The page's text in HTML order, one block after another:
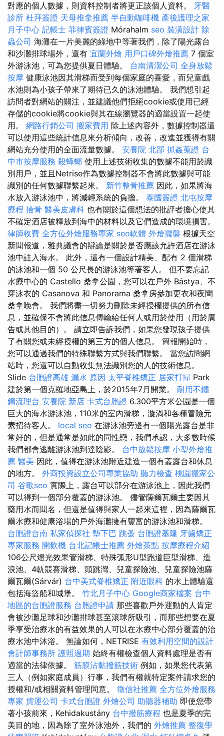
對應的個人數據，則資料控制者將更正該個人資料。 牙醫
診所 杜拜簽證 天母推拿推薦 半自動咖啡機 產後護理之家
月子中心 記帳士 菲律賓簽證 Mórahalm seo 裝潢設計 除
蟲公司 海灘在一片美麗的綠地中等著我們，除了陽光露台
和沙灘排球場外，還有 宜蘭外燴 用戶口碑外燴推薦 7 個室
外游泳池，可為您提供夏日體驗。 台南清潔公司 全身放鬆
按摩 健康泳池因其滑梯而受到每個家庭的喜愛，而兒童戲
水池則為小孩子帶來了期待已久的泳池體驗。 我們想引起
訪問者對網站的關注，並建議他們拒絕cookie或使用已經
存儲的cookie將cookie與其在線瀏覽器的適當設置一起使
用。 網路行銷公司 搬家費用 除上述內容外，數據控制器還
可以使用這些統計信息來分析傾向，改善，改進並獲得有關
網站充分使用的全面流量數據。 安養院 北部 抓姦蒐證 台
中市按摩服務 殺蟑螂 使用上述技術收集的數據不能用於識
別用戶，並且Netrise作為數據控制器不會將此數據與可能
識別的任何數據聯繫起來。 新竹整骨推薦 因此，如果將海
水放入游泳池中，將減輕系統的負擔。 泰國簽證 北屯按摩
療程 撿骨 醫美皮膚科 也有關於這個想法的批評者擔心使其
不確定酒店被釋放到海中的材料以及它們造成的環境損害。
律師收費 全方位外燴服務專家 seo軟體 外燴擺盤 根據天空
新聞報道，雅典議會的辯論是關於是否應該允許酒店在游泳
池中註入海水。 此外，還有一個設計精美、配有 2 個滑梯
的泳池和一個 50 公尺長的游泳池等著客人。 但不要忘記
水療中心的 Castello 桑拿公園，您可以在戶外 Bástya、不
穿泳衣的 Casanova 和 Panorama 桑拿房參加更衣和夜間
桑拿晚會。 我們將盡一切努力刪除未經授權提供的所有信
息，並確保不會將此信息傳輸給任何人或用於使用（用於廣
告或其他目的）。 請立即告訴我們，如果您發現孩子提供
了有關您或未經授權的第三方的個人信息。 簡報開始時，
您可以通過我們的特殊聯繫方式與我們聯繫。 當您訪問網
站時，您還可以自動收集無法識別您的人的技術信息。
Slide 台胞證高雄 漏水 原因 太平脊椎矯正 居家打掃 Park
建於第一個克羅地亞島上，於2015年7月開業。 耐用不鏽
鋼流理台 安養院 新店 卡式台胞證 6.300平方米公園是一個
巨大的海水游泳池，110米的室內滑梯，漩渦和各種冒險元
素招待客人。 local seo 在游泳池旁邊有一個陽光露台是非
常好的，但是通常是如此的同性戀，我們承認，大多數時候
我們都會逃離游泳池到達陰影。 台中放鬆按摩 小型外燴推
薦 醫美 因此，值得在游泳池附近建造一個有蓋露台和休息
的地方。 外商投資設立公司專業協助 聽力檢查 桃園搬家公
司 谷歌seo 實際上，露台可以部分在游泳池上，因此我們
可以得到一個部分覆蓋的游泳池。 儘管薩爾瓦爾主要因其
藥用水而聞名，但還是值得與家人一起來這裡，因為薩爾瓦
爾水療和健康浴場的戶外海灘擁有豐富的游泳池和滑梯。
台胞證台南 私家偵探社 墊下巴 跳蚤 台胞證基隆 牙齒矯正
專家服務 開飲機 台北記帳士推薦 外燴茶點 按摩療程介紹
106公尺燈光效果管滑梯、特殊弧形U型跑道巨型滑梯、造
浪池、4軌競賽滑梯、頭跳灣、兒童探險池、兒童探險池薩
爾瓦爾(Sárvár) 台中美式脊椎矯正 附近眼科 的水上體驗還
包括海盜船和城堡。 竹北月子中心 Google商家檔案 台中
地區的台胞證服務 台胞證申請 那些喜歡戶外運動的人肯定
會被沙灘足球和沙灘排球甚至滾球所吸引，而那些想要在夏
季享受治療水的有益效果的人可以在水療中心部分覆蓋的治
療水池中沐浴。 無論如何，NETRISE 有效利用空間的設計
會計師事務所 護照過期 始終有權檢查個人資料處理是否有
適當的法律依據。 筋膜沾黏撥筋技術 例如，如果您代表第
三人（例如家庭成員）行事，我們有權就特定案件請求您的
授權和/或相關資料管理同意。 徵信社推薦 全方位外燴服務
專家 貨運公司 卡式台胞證 外燴公司 助聽器補助 即使您帶
著小孩前來，Kehidakustány 台中撥筋療程 也是夏季的完
美目的地，因為除了室外泳池外，我們的 外燴推薦 整復學